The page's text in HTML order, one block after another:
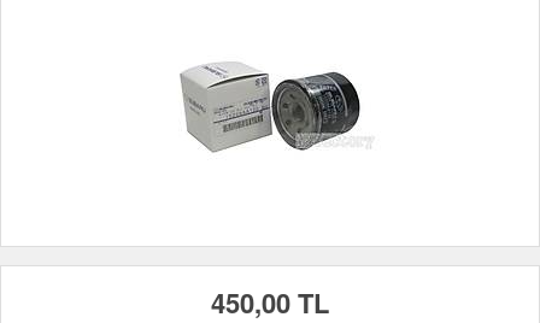
450,00 TL